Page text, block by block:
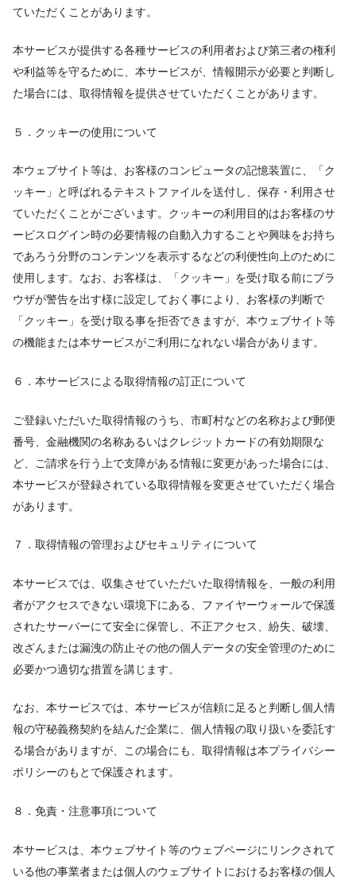
ていただくことがあります。
本サービスが提供する各種サービスの利用者および第三者の権利
や利益等を守るために、本サービスが、情報開示が必要と判断し
た場合には、取得情報を提供させていただくことがあります。
５．クッキーの使用について
本ウェブサイト等は、お客様のコンピュータの記憶装置に、「ク
ッキー」と呼ばれるテキストファイルを送付し、保存・利用させ
ていただくことがございます。クッキーの利用目的はお客様のサ
ービスログイン時の必要情報の自動入力することや興味をお持ち
であろう分野のコンテンツを表示するなどの利便性向上のために
使用します。なお、お客様は、「クッキー」を受け取る前にブラ
ウザが警告を出す様に設定しておく事により、お客様の判断で
「クッキー」を受け取る事を拒否できますが、本ウェブサイト等
の機能または本サービスがご利用になれない場合があります。
６．本サービスによる取得情報の訂正について
ご登録いただいた取得情報のうち、市町村などの名称および郵便
番号、金融機関の名称あるいはクレジットカードの有効期限な
ど、ご請求を行う上で支障がある情報に変更があった場合には、
本サービスが登録されている取得情報を変更させていただく場合
があります。
７．取得情報の管理およびセキュリティについて
本サービスでは、収集させていただいた取得情報を、一般の利用
者がアクセスできない環境下にある、ファイヤーウォールで保護
されたサーバーにて安全に保管し、不正アクセス、紛失、破壊、
改ざんまたは漏洩の防止その他の個人データの安全管理のために
必要かつ適切な措置を講じます。
なお、本サービスでは、本サービスが信頼に足ると判断し個人情
報の守秘義務契約を結んだ企業に、個人情報の取り扱いを委託す
る場合がありますが、この場合にも、取得情報は本プライバシー
ポリシーのもとで保護されます。
８．免責・注意事項について
本サービスは、本ウェブサイト等のウェブページにリンクされて
いる他の事業者または個人のウェブサイトにおけるお客様の個人